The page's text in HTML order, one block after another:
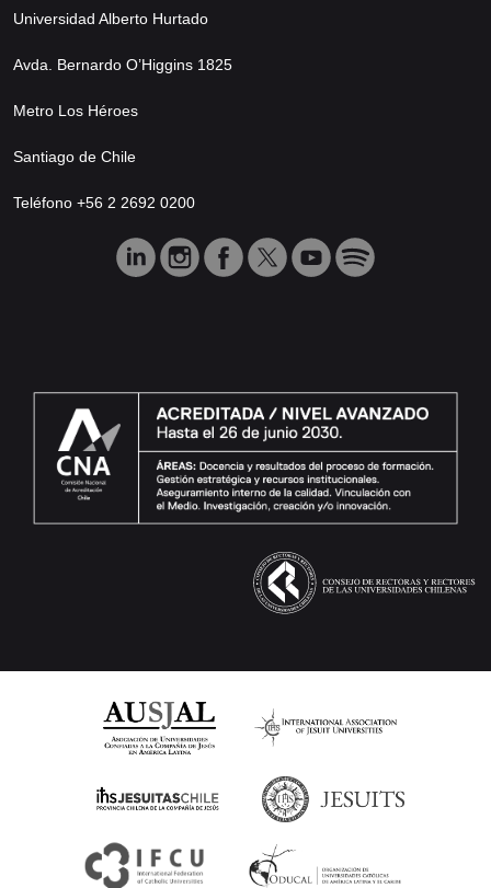
Universidad Alberto Hurtado
Avda. Bernardo O’Higgins 1825
Metro Los Héroes
Santiago de Chile
Teléfono +56 2 2692 0200